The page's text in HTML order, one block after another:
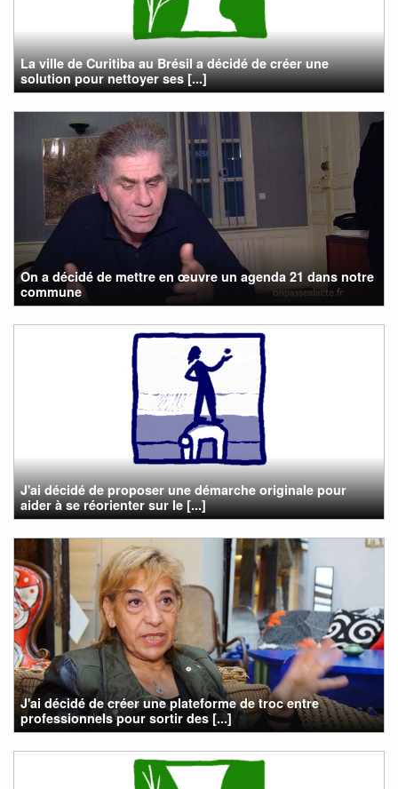
La ville de Curitiba au Brésil a décidé de créer une
solution pour nettoyer ses [...]
On a décidé de mettre en œuvre un agenda 21 dans notre
commune
J'ai décidé de proposer une démarche originale pour
aider à se réorienter sur le [...]
J'ai décidé de créer une plateforme de troc entre
professionnels pour sortir des [...]